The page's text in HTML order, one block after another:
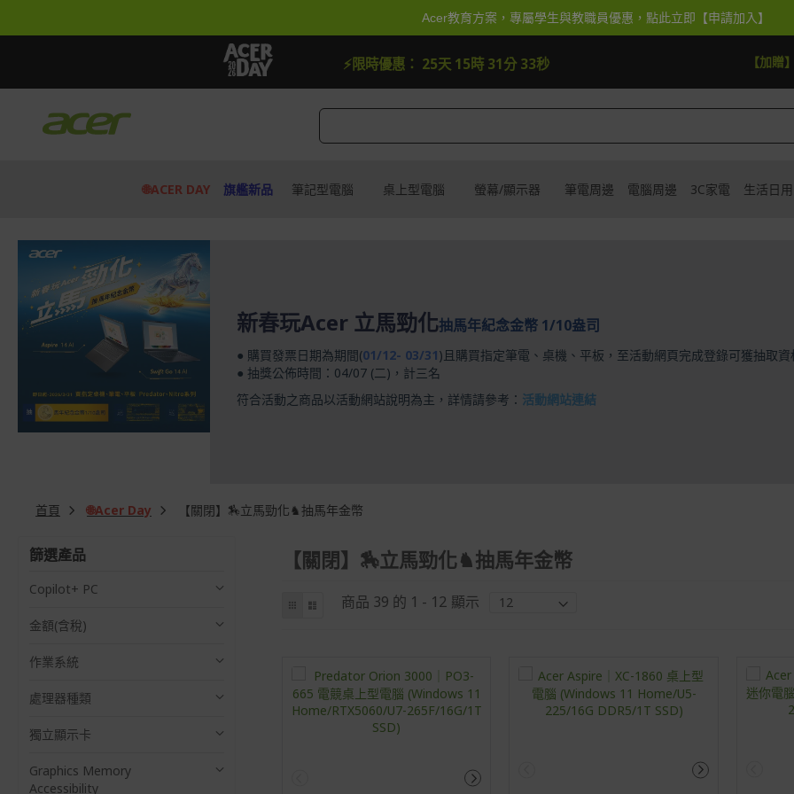
Acer教育方案，專屬學生與教職員優惠，點此立即【申請加入】
⚡限時優惠： 25天 15時 31分 33秒
【贈品】指定機種贈最高$888即享券快去搶 【加
🌐ACER DAY 旗艦新品 筆記型電腦 桌上型電腦 螢幕/顯示器 筆電周邊 電腦周邊 3C家電 生活日用
新春玩Acer 立馬勁化抽馬年紀念金幣 1/10盎司
● 購買發票日期為期間(01/12- 03/31)且購買指定筆電、桌機、平板，至活動網頁完成登錄可獲抽取資
● 抽獎公佈時間：04/07 (二)，計三名
符合活動之商品以活動網站說明為主，詳情請參考： 活動網站連結
首頁 🌐Acer Day 【關閉】🏇立馬勁化♞抽馬年金幣
【關閉】🏇立馬勁化♞抽馬年金幣
商
網 列
表
商品 39 的 1 - 12 顯示
篩選產品
Copilot+ PC
金額(含稅)
作業系統
處理器種類
獨立顯示卡
Graphics Memory
Accessibility